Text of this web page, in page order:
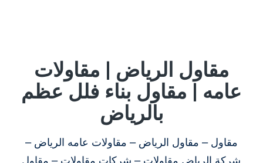
مقاول الرياض | مقاولات
عامه | مقاول بناء فلل عظم
بالرياض
مقاول – مقاول الرياض – مقاولات عامه الرياض –
شركة الرياض مقاولات – شركات مقاولات – مقاول